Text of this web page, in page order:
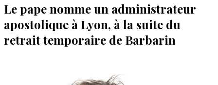
Le pape nomme un administrateur
apostolique à Lyon, à la suite du
retrait temporaire de Barbarin